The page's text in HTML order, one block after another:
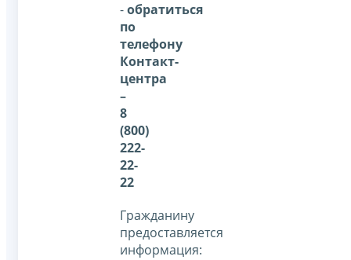
-обратиться
по
телефону
Контакт-
центра
–
8
(800)
222-
22-
22
Гражданину
предоставляется
информация: